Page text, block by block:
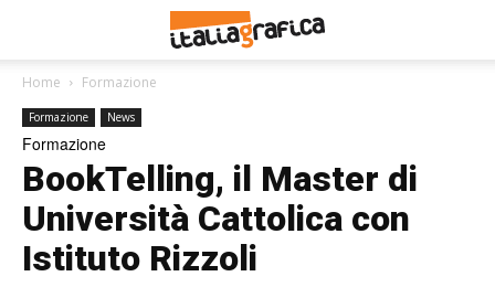
Home Formazione
Formazione News
Formazione
BookTelling, il Master di
Università Cattolica con
Istituto Rizzoli